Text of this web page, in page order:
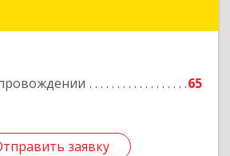
65
заявку
заявку